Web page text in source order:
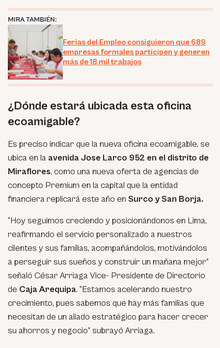
MIRA TAMBIÉN:
Ferias del Empleo consiguieron que 689
empresas formales participen y generen
más de 18 mil trabajos
¿Dónde estará ubicada esta oficina
ecoamigable?
Es preciso indicar que la nueva oficina ecoamigable, se
ubica en la avenida Jose Larco 952 en el distrito de
Miraflores, como una nueva oferta de agencias de
concepto Premium en la capital que la entidad
financiera replicará este año en Surco y San Borja.
“Hoy seguimos creciendo y posicionándonos en Lima,
reafirmando el servicio personalizado a nuestros
clientes y sus familias, acompañándolos, motivándolos
a perseguir sus sueños y construir un mañana mejor”
señaló César Arriaga Vice- Presidente de Directorio
de Caja Arequipa. “Estamos acelerando nuestro
crecimiento, pues sabemos que hay más familias que
necesitan de un aliado estratégico para hacer crecer
su ahorros y negocio” subrayó Arriaga.